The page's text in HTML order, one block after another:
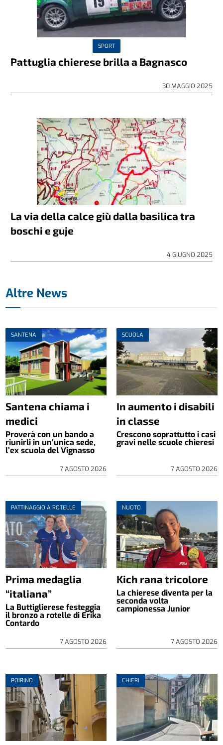
SPORT
Pattuglia chierese brilla a Bagnasco
30 MAGGIO 2025
La via della calce giù dalla basilica tra
boschi e guje
4 GIUGNO 2025
Altre News
SANTENA
Santena chiama i
medici
Proverà con un bando a
riunirli in un’unica sede,
l’ex scuola del Vignasso
7 AGOSTO 2026
SCUOLA
In aumento i disabili
in classe
Crescono soprattutto i casi
gravi nelle scuole chieresi
7 AGOSTO 2026
PATTINAGGIO A ROTELLE
Prima medaglia
“italiana”
La Buttiglierese festeggia
il bronzo a rotelle di Erika
Contardo
7 AGOSTO 2026
NUOTO
Kich rana tricolore
La chierese diventa per la
seconda volta
campionessa Junior
7 AGOSTO 2026
POIRINO CHIERI